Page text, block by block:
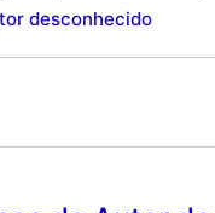
desconhecido